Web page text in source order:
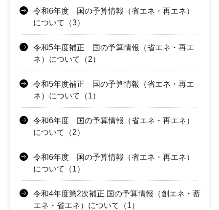
令和6年度 国の予算情報（省エネ・再エネ）
について（3）
令和5年度補正 国の予算情報（省エネ・再エ
ネ）について（2）
令和5年度補正 国の予算情報（省エネ・再エ
ネ）について（1）
令和6年度 国の予算情報（省エネ・再エネ）
について（2）
令和6年度 国の予算情報（省エネ・再エネ）
について（1）
令和4年度第2次補正 国の予算情報（創エネ・蓄
エネ・省エネ）について（1）